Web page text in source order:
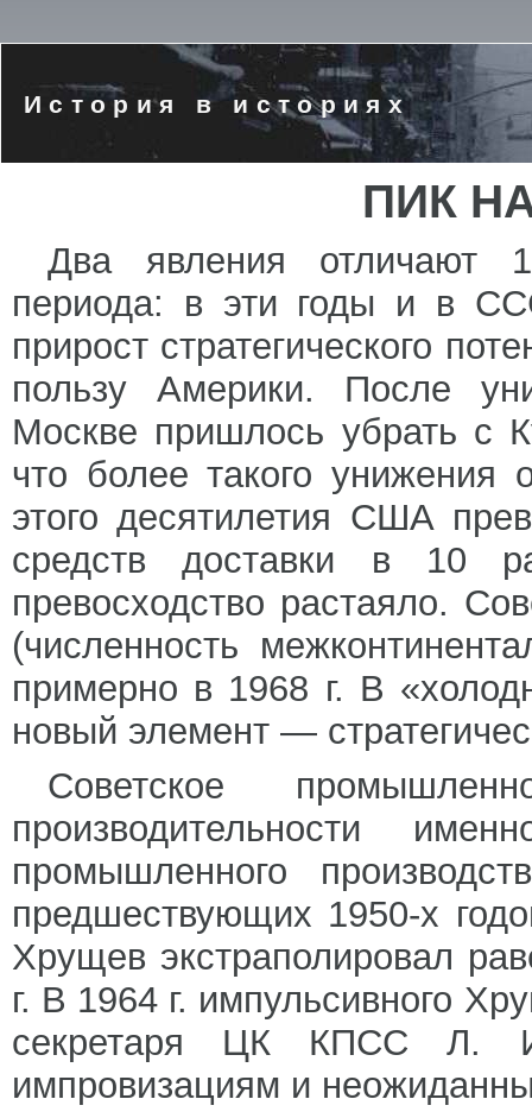
История в историях
ПИК
Два явления отличают
периода: в эти годы и в
прирост стратегического
пользу Америки. После
Москве пришлось убрать с
что более такого унижения
этого десятилетия США
средств доставки в 10
превосходство растаяло.
(численность
примерно в 1968 г. В
новый элемент —
Советское
производительности
промышленного
предшествующих 1950-х
Хрущев экстраполировал
г. В 1964 г. импульсивного
секретаря ЦК КПСС Л.
импровизациям и